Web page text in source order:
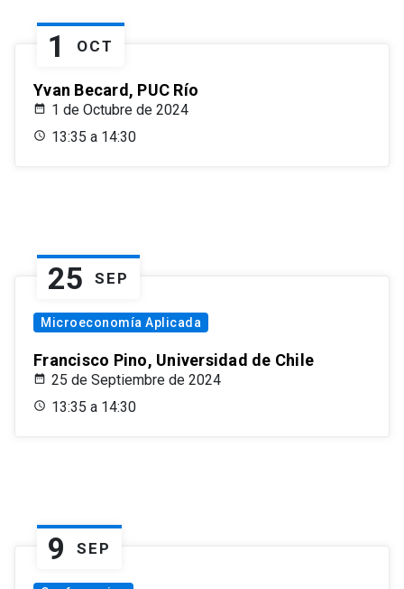
1 OCT
Yvan Becard, PUC Río
1 de Octubre de 2024
13:35 a 14:30
25 SEP
Microeconomía Aplicada
Francisco Pino, Universidad de Chile
25 de Septiembre de 2024
13:35 a 14:30
9 SEP